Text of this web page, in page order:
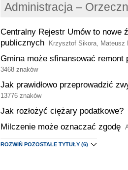
Administracja –
Centralny Rejestr Umów to nowe
publicznych
Krzysztof Sikora, Mateusz
Gmina może sfinansować
3468 znaków
Jak prawidłowo przeprowadzić
13776 znaków
Jak rozłożyć ciężary podatkowe?
Milczenie może oznaczać zgodę
ROZWIŃ POZOSTAŁE TYTUŁY (6)